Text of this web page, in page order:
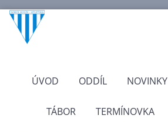
ÚVOD ODDÍL NOVINKY
TÁBOR TERMÍNOVKA